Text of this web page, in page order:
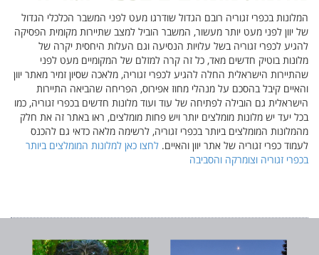
המלונות בכפרי זגוריה רובם הגדול שודרגו מעט לפני המשבר הכלכלי הגדול
של יוון לפני מעט יותר מעשור, המשבר הוביל למצב שתיירות מקומית הפסיקה
להגיע לכפרי זגוריה בשל עלויות הנסיעה וגם העלות היחסית יקרה של
מלונות בוטיק חדשים מאד, כל זה קרה למזלם של המקומיים מעט לפני
שהתיירות הישראלית החלה להגיע לכפרי זגוריה, מלאכה שסיון זמיר מאתר יוון
והאיים קיבל בהסכם על מנהלי מחוז אפירוס, הפריחה שהביאה התיירות
הישראלית גם הובילה לפתיחה של עוד ועוד מלונות חדשים בכפרי זגוריה, כמו
בכל יעד יש מלונות מומלצים יותר ויש פחות מומלצים, ראו באתר זה את חלק
מהמלונות המומלצים ביותר בכפרי זגוריה, לרשימה מלאה כדאי גם להכנס
לעמוד כפרי זגוריה של אתר יוון והאיים. לחצו כאן למלונות המומלצים ביותר
בכפרי זגוריה וצומרקה והסביבה